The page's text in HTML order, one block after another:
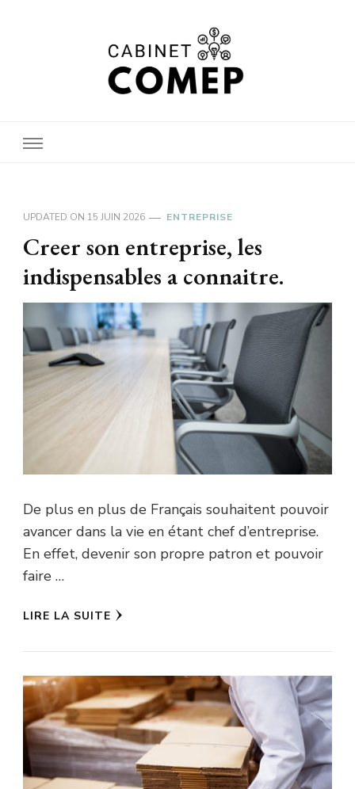
comep
Le blog
UPDATED ON 15 JUIN 2026 ENTREPRISE
Creer son entreprise, les
indispensables a connaitre.
De plus en plus de Français souhaitent pouvoir
avancer dans la vie en étant chef d’entreprise.
En effet, devenir son propre patron et pouvoir
faire …
LIRE LA SUITE